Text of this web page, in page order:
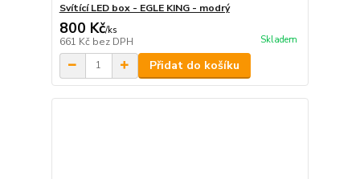
Svítící LED box - EGLE KING - modrý
800 Kč/ks
661 Kč bez DPH Skladem
Přidat do košíku